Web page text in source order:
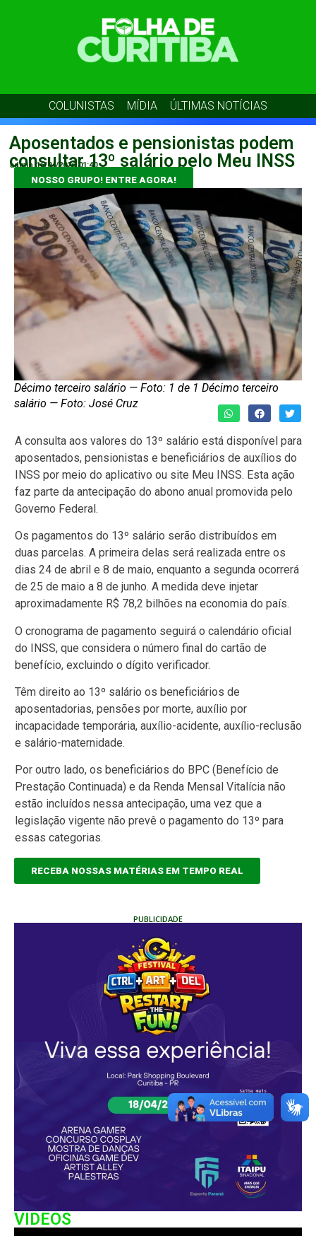
COLUNISTAS MÍDIA ÚLTIMAS NOTÍCIAS
Aposentados e pensionistas podem
consultar 13º salário pelo Meu INSS
admin 16/04/2026 01:40
NOSSO GRUPO! ENTRE AGORA!
Décimo terceiro salário — Foto: 1 de 1 Décimo terceiro
salário — Foto: José Cruz
A consulta aos valores do 13º salário está disponível para
aposentados, pensionistas e beneficiários de auxílios do
INSS por meio do aplicativo ou site Meu INSS. Esta ação
faz parte da antecipação do abono anual promovida pelo
Governo Federal.
Os pagamentos do 13º salário serão distribuídos em
duas parcelas. A primeira delas será realizada entre os
dias 24 de abril e 8 de maio, enquanto a segunda ocorrerá
de 25 de maio a 8 de junho. A medida deve injetar
aproximadamente R$ 78,2 bilhões na economia do país.
O cronograma de pagamento seguirá o calendário oficial
do INSS, que considera o número final do cartão de
benefício, excluindo o dígito verificador.
Têm direito ao 13º salário os beneficiários de
aposentadorias, pensões por morte, auxílio por
incapacidade temporária, auxílio-acidente, auxílio-reclusão
e salário-maternidade.
Por outro lado, os beneficiários do BPC (Benefício de
Prestação Continuada) e da Renda Mensal Vitalícia não
estão incluídos nessa antecipação, uma vez que a
legislação vigente não prevê o pagamento do 13º para
essas categorias.
RECEBA NOSSAS MATÉRIAS EM TEMPO REAL
PUBLICIDADE
VIDEOS